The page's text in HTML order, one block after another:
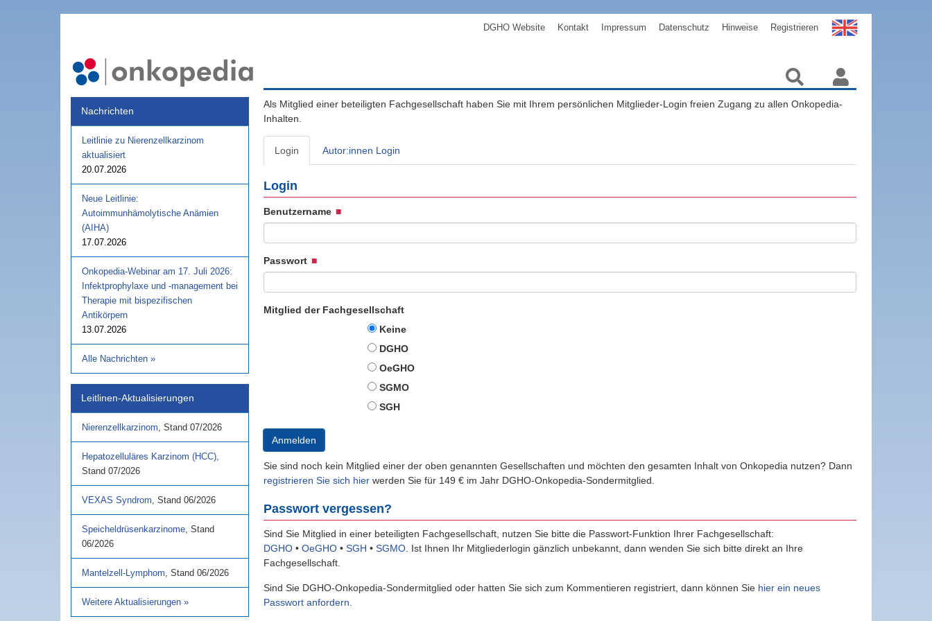
DGHO Website Kontakt Impressum Datenschutz Hinweise Registrieren
Nachrichten
Leitlinie zu Nierenzellkarzinom
aktualisiert
20.07.2026
Neue Leitlinie:
Autoimmunhämolytische Anämien
(AIHA)
17.07.2026
Onkopedia-Webinar am 17. Juli 2026:
Infektprophylaxe und -management bei
Therapie mit bispezifischen
Antikörpern
13.07.2026
Alle Nachrichten »
Leitlinen-Aktualisierungen
Nierenzellkarzinom, Stand 07/2026
Hepatozelluläres Karzinom (HCC),
Stand 07/2026
VEXAS Syndrom, Stand 06/2026
Speicheldrüsenkarzinome, Stand
06/2026
Mantelzell-Lymphom, Stand 06/2026
Weitere Aktualisierungen »
Als Mitglied einer beteiligten Fachgesellschaft haben Sie mit Ihrem persönlichen Mitglieder-Login freien Zugang zu allen Onkopedia-
Inhalten.
Login Autor:innen Login
Login
Benutzername
Passwort
Mitglied der Fachgesellschaft
Keine
DGHO
OeGHO
SGMO
SGH
Anmelden
Sie sind noch kein Mitglied einer der oben genannten Gesellschaften und möchten den gesamten Inhalt von Onkopedia nutzen? Dann
registrieren Sie sich hier werden Sie für 149 € im Jahr DGHO-Onkopedia-Sondermitglied.
Passwort vergessen?
Sind Sie Mitglied in einer beteiligten Fachgesellschaft, nutzen Sie bitte die Passwort-Funktion Ihrer Fachgesellschaft:
DGHO • OeGHO • SGH • SGMO Ist Ihnen Ihr Mitgliederlogin gänzlich unbekannt, dann wenden Sie sich bitte direkt an Ihre
Fachgesellschaft.
Sind Sie DGHO-Onkopedia-Sondermitglied oder hatten Sie sich zum Kommentieren registriert, dann können Sie hier ein neues
Passwort anfordern